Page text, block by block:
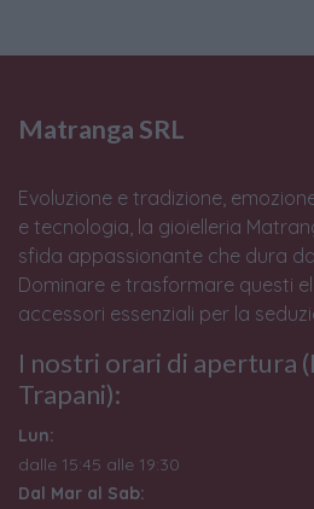
Matranga SRL
Evoluzione e tradizione,
e tecnologia, la gioielleria
sfida appassionante che dura da
Dominare e trasformare questi
accessori essenziali per la
I nostri orari di apertura
Trapani):
Lun:
dalle 15:45 alle 19:30
Dal Mar al Sab: